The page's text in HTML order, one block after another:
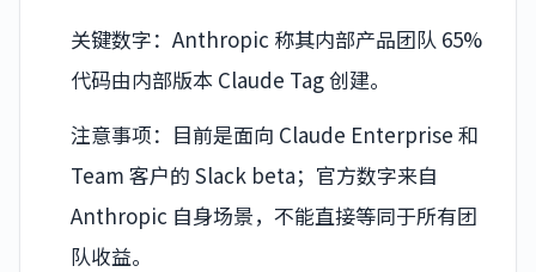
关键数字：Anthropic 称其内部产品团队 65%
代码由内部版本 Claude Tag 创建。
注意事项：目前是面向 Claude Enterprise 和
Team 客户的 Slack beta；官方数字来自
Anthropic 自身场景，不能直接等同于所有团
队收益。